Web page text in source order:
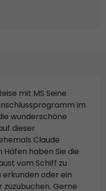
mit MS Seine
im
wunderschöne
dieser
Claude
Häfen haben Sie die
vom Schiff zu
erkunden oder ein
Gerne